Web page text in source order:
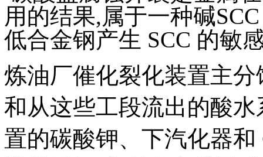
用的结果,属于一种碱
低合金钢产生 SCC 的敏
炼油厂催化裂化装置主
和从这些工段流出的酸
置的碳酸钾、下汽化器